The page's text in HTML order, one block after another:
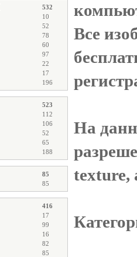
532
10
52
78
60
97
22
17
196
523
112
106
52
65
188
85
85
416
17
99
16
82
85
Все
На
texture,